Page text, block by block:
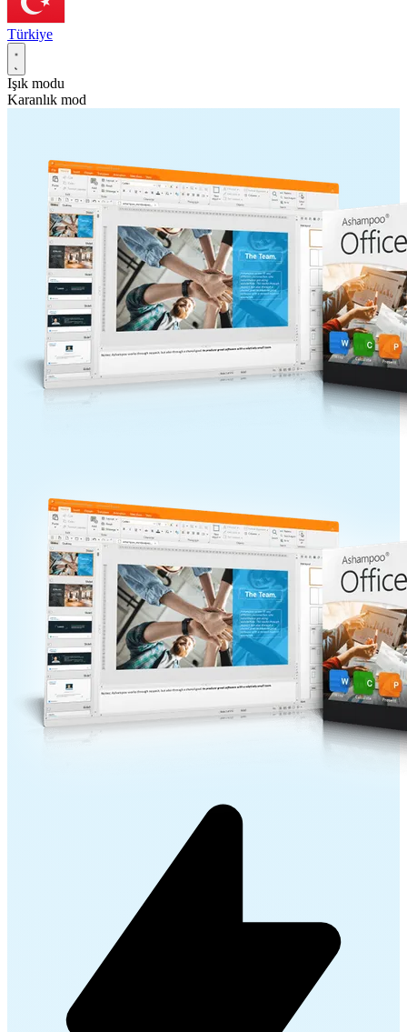
Türkiye
Işık modu
Karanlık mod